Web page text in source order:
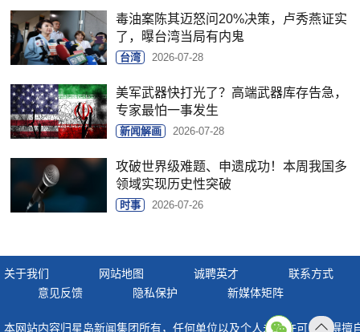
毒油案陈其迈怒问20%决策，卢秀燕证实
了，曝台湾当局有内鬼
台湾 2026-07-28
美军武器快打光了？高端武器库存告急，
专家最怕一事发生
新闻解画 2026-07-28
攻破世界级难题、申遗成功！本周我国多
领域实现历史性突破
时事 2026-07-26
关于我们 网站地图 诚聘英才
联系方式
意见反馈
隐私保护 新媒体矩阵
本网站内容归星岛新闻集团所有，任何单位以及个人未经许可，不得擅